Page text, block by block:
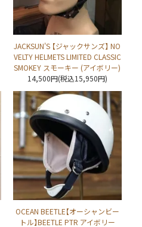
JACKSUN'S 【ジャックサンズ】 NO
VELTY HELMETS LIMITED CLASSIC
SMOKEY スモーキー (アイボリー)
14,500円(税込15,950円)
OCEAN BEETLE【オーシャンビー
トル】BEETLE PTR アイボリー